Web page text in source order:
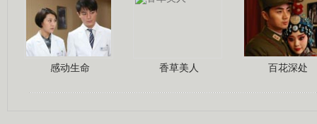
感动生命 香草美人 百花深处